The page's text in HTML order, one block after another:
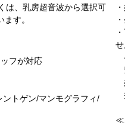
は、乳房超音波から選択可
ます。
フが対応
トゲン/マンモグラフィ/
せ
≪